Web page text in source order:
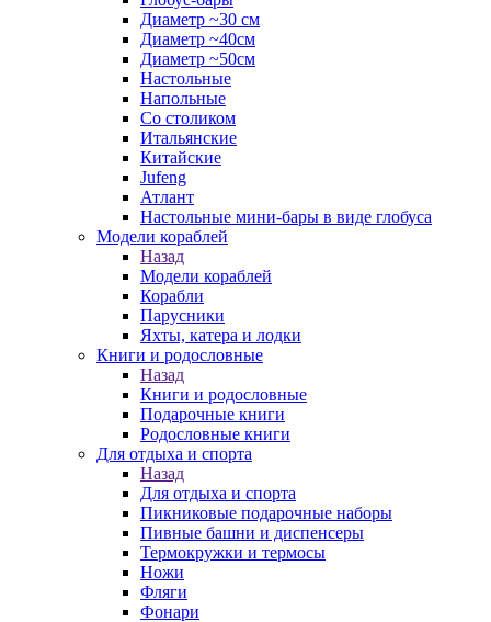
Диаметр ~30 см
Диаметр ~40см
Диаметр ~50см
Настольные
Напольные
Со столиком
Итальянские
Китайские
Jufeng
Атлант
Настольные мини-бары в виде глобуса
Модели кораблей
Назад
Модели кораблей
Корабли
Парусники
Яхты, катера и лодки
Книги и родословные
Назад
Книги и родословные
Подарочные книги
Родословные книги
Для отдыха и спорта
Назад
Для отдыха и спорта
Пикниковые подарочные наборы
Пивные башни и диспенсеры
Термокружки и термосы
Ножи
Фляги
Фонари